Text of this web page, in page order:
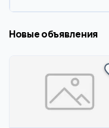
Новые объявления